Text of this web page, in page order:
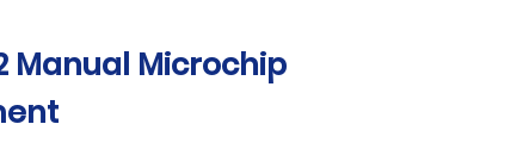
Manual Microchip